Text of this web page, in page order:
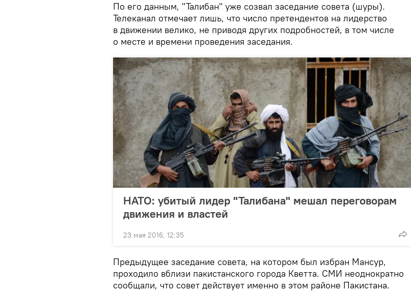
По его данным, "Талибан" уже созвал заседание совета (шуры).
Телеканал отмечает лишь, что число претендентов на лидерство
в движении велико, не приводя других подробностей, в том числе
о месте и времени проведения заседания.
НАТО: убитый лидер "Талибана" мешал переговорам
движения и властей
23 мая 2016, 12:35
Предыдущее заседание совета, на котором был избран Мансур,
проходило вблизи пакистанского города Кветта. СМИ неоднократно
сообщали, что совет действует именно в этом районе Пакистана.